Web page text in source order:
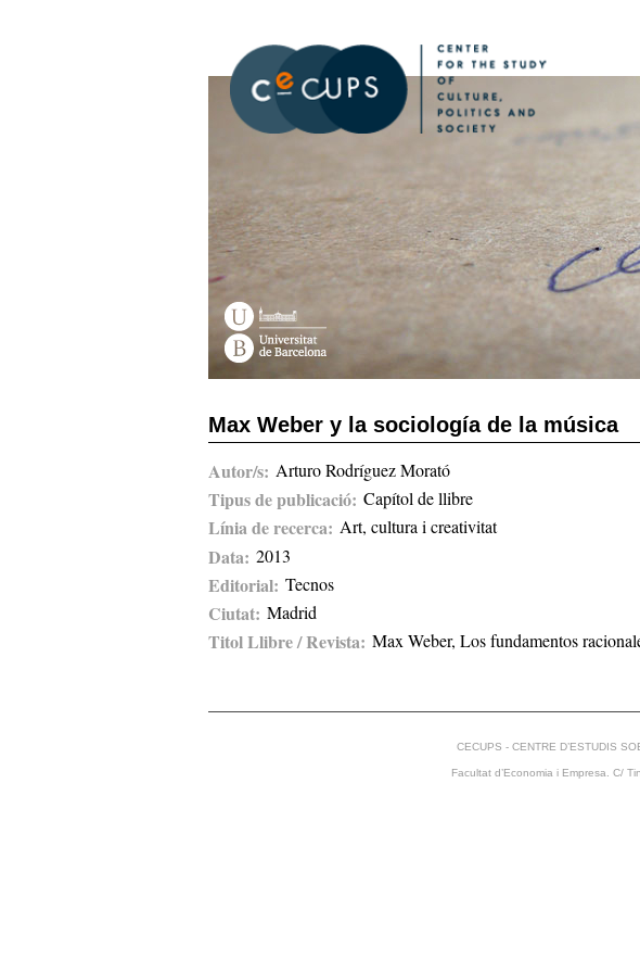
Max Weber y la sociología de la música
Autor/s Arturo Rodríguez Morató
Tipus de publicació Capítol de llibre
Línia de recerca Art, cultura i creativitat
Data 2013
Editorial Tecnos
Ciutat Madrid
Titol Llibre / Revista Max Weber, Los fundamentos
CECUPS - CENTRE D’ESTUDIS
Facultat d’Economia i Empresa. C/